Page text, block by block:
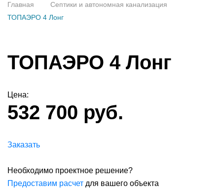
Главная
Септики и автономная канализация
ТОПАЭРО 4 Лонг
ТОПАЭРО 4 Лонг
Цена:
532 700 руб.
Заказать
Необходимо проектное решение?
Предоставим расчет для вашего объекта